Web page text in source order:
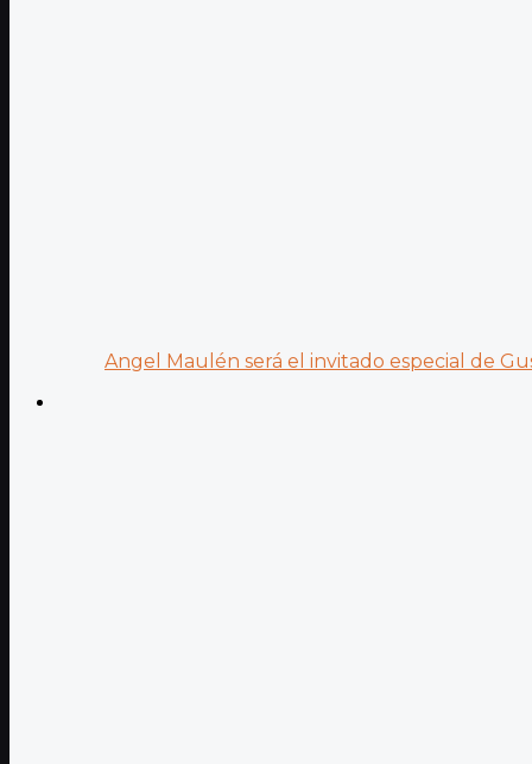
Angel Maulén será el invitado especial de